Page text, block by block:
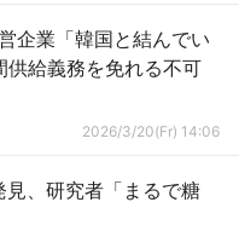
企業「韓国と結んでい
供給義務を免れる不可
2026/3/20(Fr) 14:06
、研究者「まるで糖